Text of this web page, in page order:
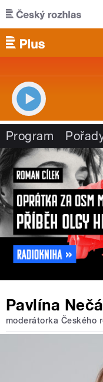
Přejít k hlavnímu obsahu
Program
Pavlína
moderátorka Českého